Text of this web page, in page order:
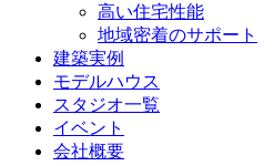
高い住宅性能
地域密着のサポート
建築実例
モデルハウス
スタジオ一覧
イベント
会社概要